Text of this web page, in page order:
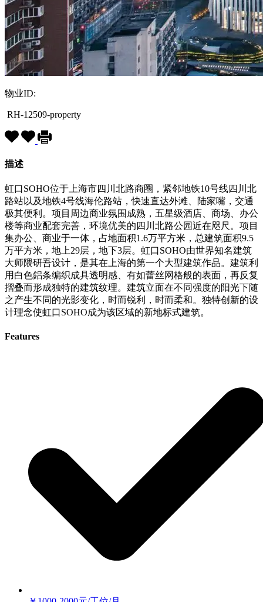
物业ID:
RH-12509-property
描述
虹口SOHO位于上海市四川北路商圈，紧邻地铁10号线四川北
路站以及地铁4号线海伦路站，快速直达外滩、陆家嘴，交通
极其便利。项目周边商业氛围成熟，五星级酒店、商场、办公
楼等商业配套完善，环境优美的四川北路公园近在咫尺。项目
集办公、商业于一体，占地面积1.6万平方米，总建筑面积9.5
万平方米，地上29层，地下3层。虹口SOHO由世界知名建筑
大师隈研吾设计，是其在上海的第一个大型建筑作品。建筑利
用白色鋁条编织成具透明感、有如蕾丝网格般的表面，再反复
摺叠而形成独特的建筑纹理。建筑立面在不同强度的阳光下随
之产生不同的光影变化，时而锐利，时而柔和。独特创新的设
计理念使虹口SOHO成为该区域的新地标式建筑。
Features